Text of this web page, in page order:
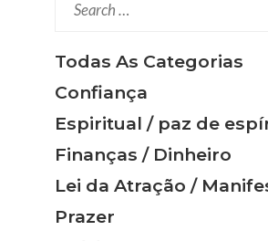
Todas As Categorias
Confiança
Espiritual / paz de
Finanças / Dinheiro
Lei da Atração /
Prazer